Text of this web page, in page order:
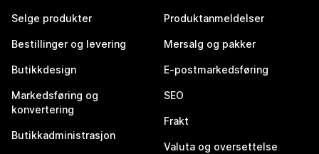
Selge produkter
Bestillinger og levering
Butikkdesign
Markedsføring og
konvertering
Butikkadministrasjon
Produktanmeldelser
Mersalg og pakker
E-postmarkedsføring
SEO
Frakt
Valuta og oversettelse